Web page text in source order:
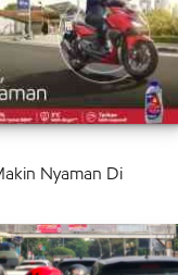
Nyaman Di